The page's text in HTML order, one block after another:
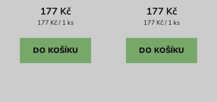
produktu
je
z
177 Kč
Měrná
177 Kč / 1 ks
DO KOŠÍKU
177 Kč
Měrná
177 Kč / 1 ks
DO KOŠÍKU